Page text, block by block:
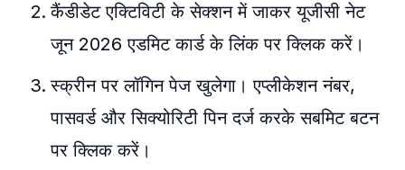
कैंडीडेट एक्टिविटी के सेक्शन में जाकर यूजीसी नेट
जून 2026 एडमिट कार्ड के लिंक पर क्लिक करें।
स्क्रीन पर लॉगिन पेज खुलेगा। एप्लीकेशन नंबर,
पासवर्ड और सिक्योरिटी पिन दर्ज करके सबमिट बटन
पर क्लिक करें।